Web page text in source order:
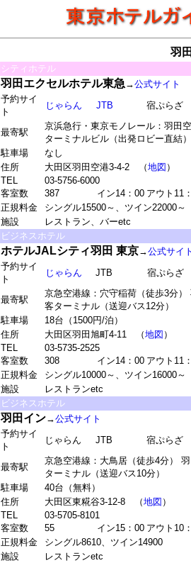
羽
シティホテル
羽田エクセルホテル東急 →公式サイト
予約サイ
ト
じゃらん JTB 宿ぷらざ
最寄駅
京浜急行・東京モノレール：羽田
ターミナルビル（出発ロビー直結）
駐車場
なし
住所
大田区羽田空港3-4-2 （地図 ）
TEL
03-5756-6000
客室数
387 イン14：00 アウト11
正規料金
シングル15500～、ツイン22000～
施設
レストラン、バーetc
ビジネスホテル
ホテルJALシティ羽田 東京→公式サイ
予約サイ
ト
じゃらん JTB 宿ぷらざ
最寄駅
京急空港線：穴守稲荷（徒歩3分）
客ターミナル（送迎バス12分）
駐車場
18台（1500円/泊）
住所
大田区羽田旭町4-11 （地図 ）
TEL
03-5735-2525
客室数
308 イン14：00 アウト11
正規料金
シングル10000～、ツイン16000～
施設
レストランetc
ビジネスホテル
羽田イン→公式サイト
予約サイ
ト
じゃらん JTB 宿ぷらざ
最寄駅
京急空港線：大鳥居（徒歩4分）
ターミナル（送迎バス10分）
駐車場
40台（無料）
住所
大田区東糀谷3-12-8 （地図 ）
TEL
03-5705-8101
客室数
55 イン15：00 アウト10
正規料金
シングル8610、ツイン14900
施設
レストランetc